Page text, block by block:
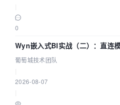
0
Wyn嵌入式BI实战（二）：直连
参数为什么不生效？| 葡萄城技术
葡萄城技术团队
2026-08-07